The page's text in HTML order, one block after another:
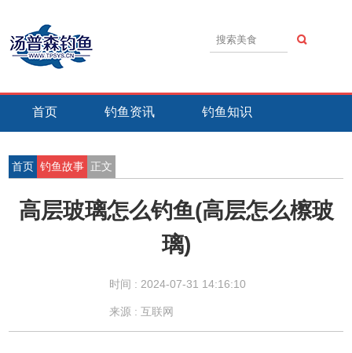
首页 钓鱼资讯 钓鱼知识
首页 钓鱼故事 正文
高层玻璃怎么钓鱼(高层怎么檫玻
璃)
时间 : 2024-07-31 14:16:10
来源 : 互联网